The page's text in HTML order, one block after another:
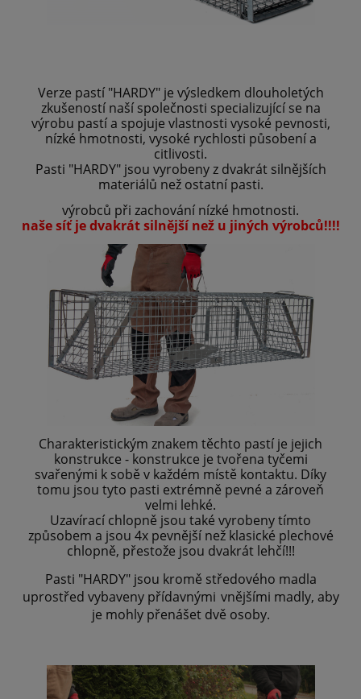
Verze pastí "HARDY" je výsledkem dlouholetých
zkušeností naší společnosti specializující se na
výrobu pastí a spojuje vlastnosti vysoké pevnosti,
nízké hmotnosti, vysoké rychlosti působení a
citlivosti.
Pasti "HARDY" jsou vyrobeny z dvakrát silnějších
materiálů než ostatní pasti.
výrobců při zachování nízké hmotnosti.
naše síť je dvakrát silnější než u jiných výrobců!!!!
Charakteristickým znakem těchto pastí je jejich
konstrukce - konstrukce je tvořena tyčemi
svařenými k sobě v každém místě kontaktu. Díky
tomu jsou tyto pasti extrémně pevné a zároveň
velmi lehké.
Uzavírací chlopně jsou také vyrobeny tímto
způsobem a jsou 4x pevnější než klasické plechové
chlopně, přestože jsou dvakrát lehčí!!!
Pasti "HARDY" jsou kromě středového madla
uprostřed vybaveny přídavnými vnějšími madly, aby
je mohly přenášet dvě osoby.